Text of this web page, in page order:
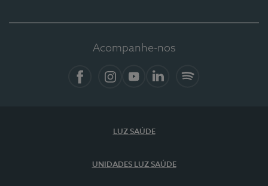
Acompanhe-nos
LUZ SAÚDE
UNIDADES LUZ SAÚDE